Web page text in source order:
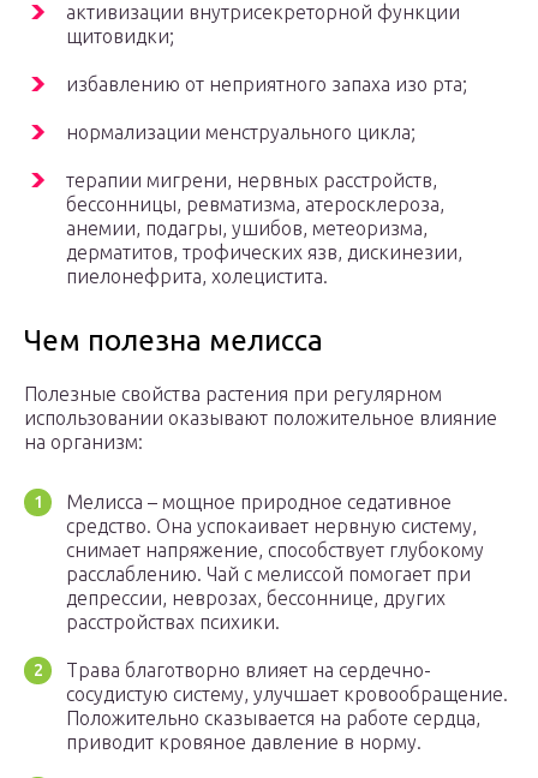
активизации внутрисекреторной функции
щитовидки;
избавлению от неприятного запаха изо рта;
нормализации менструального цикла;
терапии мигрени, нервных расстройств,
бессонницы, ревматизма, атеросклероза,
анемии, подагры, ушибов, метеоризма,
дерматитов, трофических язв, дискинезии,
пиелонефрита, холецистита.
Чем полезна мелисса
Полезные свойства растения при регулярном
использовании оказывают положительное влияние
на организм:
Мелисса – мощное природное седативное
средство. Она успокаивает нервную систему,
снимает напряжение, способствует глубокому
расслаблению. Чай с мелиссой помогает при
депрессии, неврозах, бессоннице, других
расстройствах психики.
Трава благотворно влияет на сердечно-
сосудистую систему, улучшает кровообращение.
Положительно сказывается на работе сердца,
приводит кровяное давление в норму.